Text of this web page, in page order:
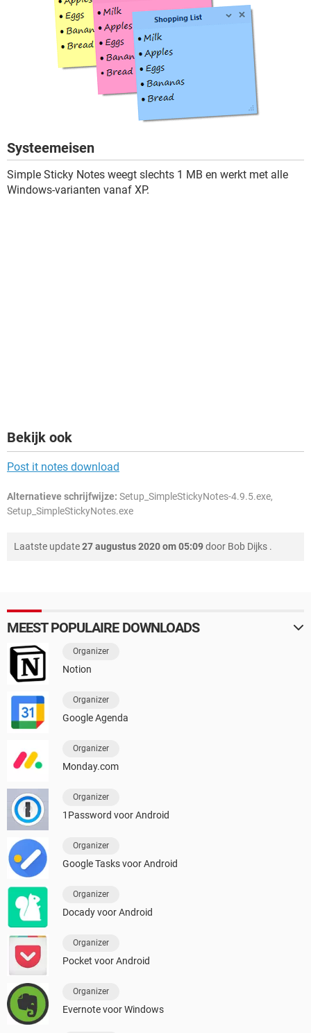
Systeemeisen
Simple Sticky Notes weegt slechts 1 MB en werkt met alle
Windows-varianten vanaf XP.
Bekijk ook
Post it notes download
Alternatieve schrijfwijze: Setup_SimpleStickyNotes-4.9.5.exe,
Setup_SimpleStickyNotes.exe
Laatste update27 augustus 2020 om 05:09door Bob Dijks .
MEEST POPULAIRE DOWNLOADS
Organizer
Notion
Organizer
Google Agenda
Organizer
Monday.com
Organizer
1Password voor Android
Organizer
Google Tasks voor Android
Organizer
Docady voor Android
Organizer
Pocket voor Android
Organizer
Evernote voor Windows